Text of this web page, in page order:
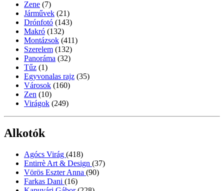
Zene (7)
Járművek (21)
Drónfotó (143)
Makró (132)
Montázsok (411)
Szerelem (132)
Panoráma (32)
Tűz (1)
Egyvonalas rajz (35)
Városok (160)
Zen (10)
Virágok (249)
Alkotók
Agócs Virág (418)
Entirrè Art & Design (37)
Vörös Eszter Anna (90)
Farkas Dani (16)